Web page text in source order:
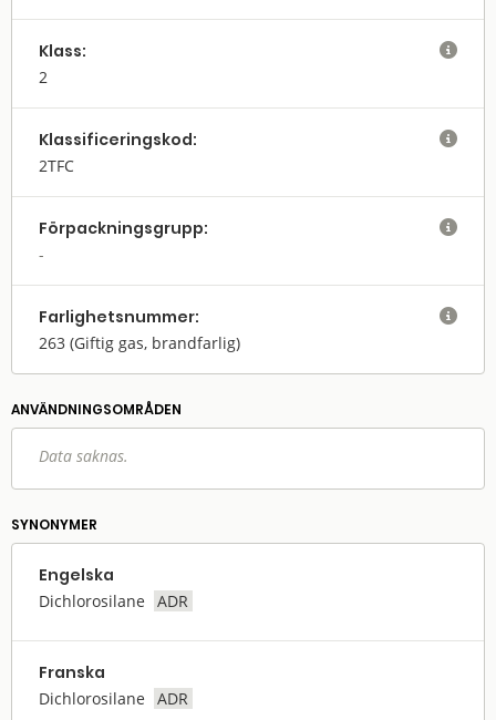
Klass:
2

Klassifi­cerings­kod:
2TFC

Förpack­nings­grupp: 
Farlighets­nummer:
263 (Giftig gas, brandfarlig)

ANVÄNDNINGS­OMRÅDEN
Data saknas.
SYNONYMER
Engelska
Dichlorosilane ADR
Franska
Dichlorosilane ADR